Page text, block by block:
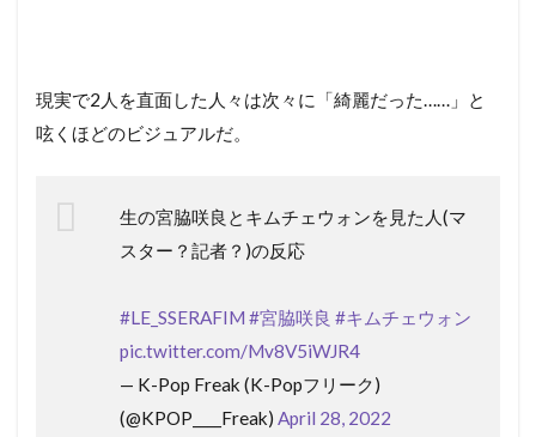
現実で2人を直面した人々は次々に「綺麗だった……」と
呟くほどのビジュアルだ。
生の宮脇咲良とキムチェウォンを見た人(マ
スター？記者？)の反応
#LE_SSERAFIM #宮脇咲良 #キムチェウォン
pic.twitter.com/Mv8V5iWJR4
— K-Pop Freak (K-Popフリーク)
(@KPOP____Freak) April 28, 2022